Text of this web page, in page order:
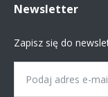
Newsletter
Zapisz się do